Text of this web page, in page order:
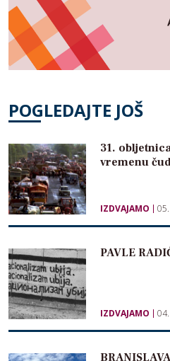
POGLEDAJTE JOŠ
31.
vremenu
IZDVAJAMO
PAVLE
IZDVAJAMO